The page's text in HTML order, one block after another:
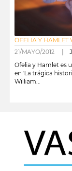
OFELIA Y HAMLET
21/MAYO/2012 |
Ofelia y Hamlet es
en 'La trágica
William...